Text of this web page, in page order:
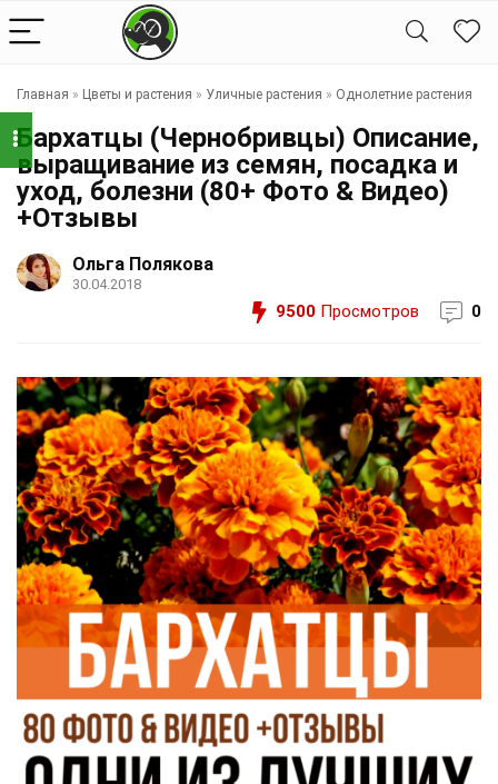
Главная » Цветы и растения » Уличные растения » Однолетние растения
Бархатцы (Чернобривцы) Описание,
выращивание из семян, посадка и
уход, болезни (80+ Фото & Видео)
+Отзывы
Ольга Полякова
30.04.2018
9500 Просмотров 0